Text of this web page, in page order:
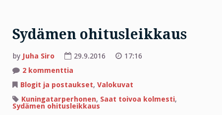
Sydämen ohitusleikkaus
by Juha Siro 29.9.2016
17:16
2 kommenttia
ohitusleikkaus
Blogit ja postaukset, Valokuvat
Kuningatarperhonen, Saat toivoa kolmesti,
Sydämen ohitusleikkaus